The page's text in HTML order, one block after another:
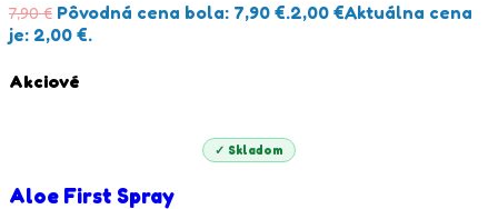
7,90€ Pôvodná cena bola: 7,90 €.2,00 €Aktuálna cena
je: 2,00 €.
Akciové
✓ Skladom
Aloe First Spray